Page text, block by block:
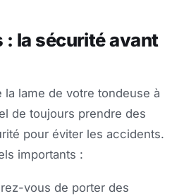
: la sécurité avant
lame de votre tondeuse à
de toujours prendre des
pour éviter les accidents.
importants :
vous de porter des